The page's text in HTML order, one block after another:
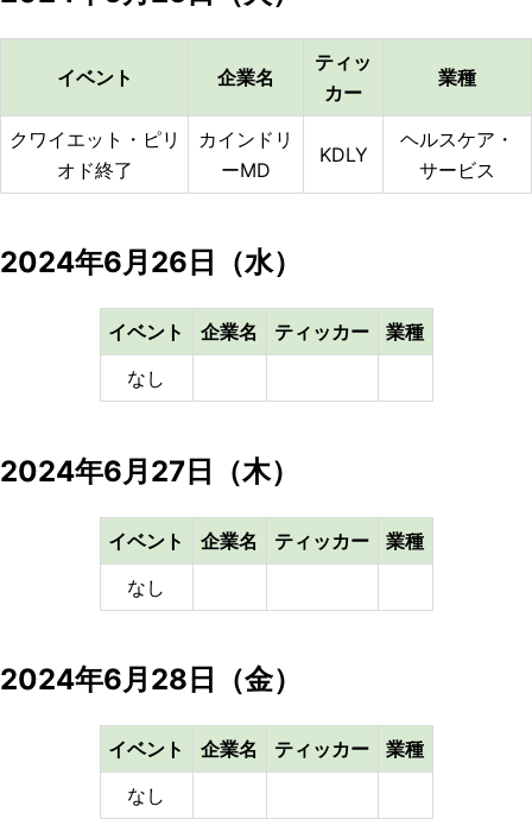
イベント 企業名
ティッ
カー
業種
クワイエット ・ピリ
オド終了
カインドリ
ーMD
KDLY
ヘルスケア・
サービス
2024年6月26日（水）
イベント 企業名 ティッカー
業種
なし
2024年6月27日（木）
イベント 企業名 ティッカー
業種
なし
2024年6月28日（金）
イベント 企業名 ティッカー
業種
なし